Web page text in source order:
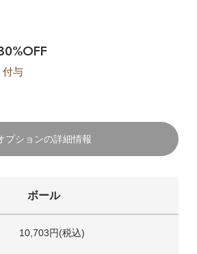
与
プションの詳細情報
ボール
10,703円(税込)